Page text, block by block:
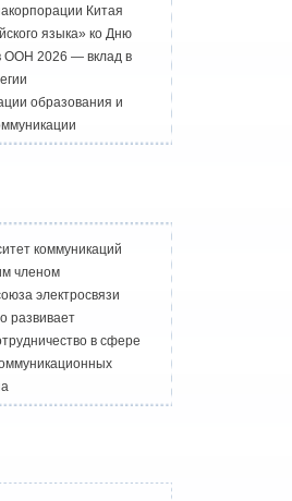
Китая
языка» ко Дню
ООН 2026 — вклад в
образования и
коммуникаций
членом
электросвязи
развивает
в сфере